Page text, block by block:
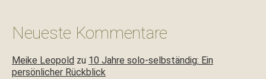
Neueste Kommentare
Meike Leopold zu 10 Jahre solo-selbständig: Ein
persönlicher Rückblick